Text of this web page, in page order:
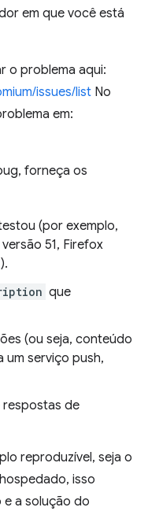
em que você está
o problema aqui:
issues/list No
em:
forneça os
(por exemplo,
51, Firefox
que
(ou seja, conteúdo
um serviço push,
respostas de
reproduzível, seja o
isso
a solução do